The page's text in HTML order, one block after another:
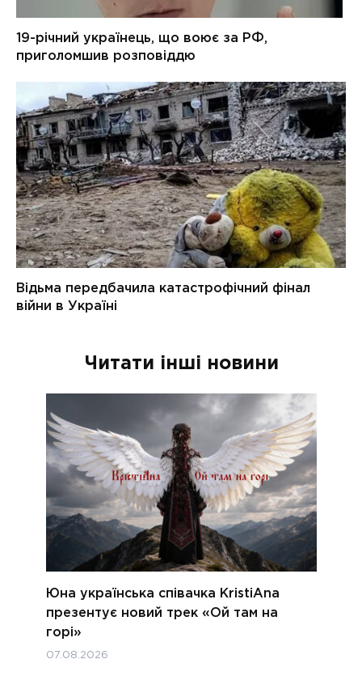
Читати інші новини
Юна українська співачка KristiAna
презентує новий трек «Ой там на
горі»
07.08.2026